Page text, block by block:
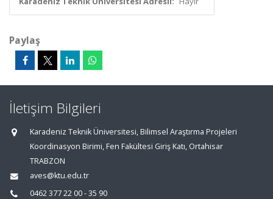
Paylaş
İletişim Bilgileri
Karadeniz Teknik Üniversitesi, Bilimsel Araştırma Projeleri
Koordinasyon Birimi, Fen Fakültesi Giriş Katı, Ortahisar
TRABZON
aves@ktu.edu.tr
0462 377 22 00 - 35 90